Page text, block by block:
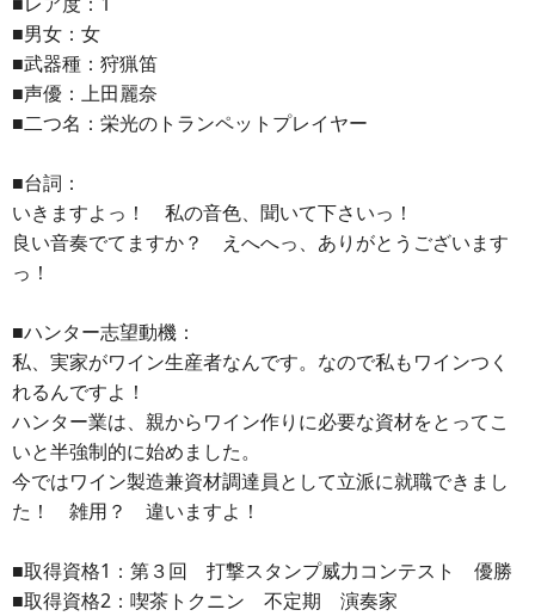
■男女：女
■武器種：狩猟笛
■声優：上田麗奈
■二つ名：栄光のトランペットプレイヤー
■台詞：
いきますよっ！ 私の音色、聞いて下さいっ！
良い音奏でてますか？ えへへっ、ありがとうございます
っ！
■ハンター志望動機：
私、実家がワイン生産者なんです。なので私もワインつく
れるんですよ！
ハンター業は、親からワイン作りに必要な資材をとってこ
いと半強制的に始めました。
今ではワイン製造兼資材調達員として立派に就職できまし
た！ 雑用？ 違いますよ！
■取得資格1：第３回 打撃スタンプ威力コンテスト 優勝
■取得資格2：喫茶トクニン 不定期 演奏家